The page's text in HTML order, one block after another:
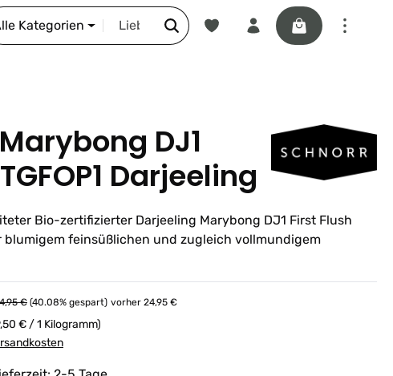
DIE SCHNORR-STORY
Kategorien
Du hast 0 Produkte auf dem
Warenkorb
DJ1
Darjeeling
Bio-zertifizierter Darjeeling Marybong DJ1 First Flush
blumigem feinsüßlichen und zugleich vollmundigem
Preis:
€ (40.08% gespart) vorher 24,95 €
€ / 1 Kilogramm)